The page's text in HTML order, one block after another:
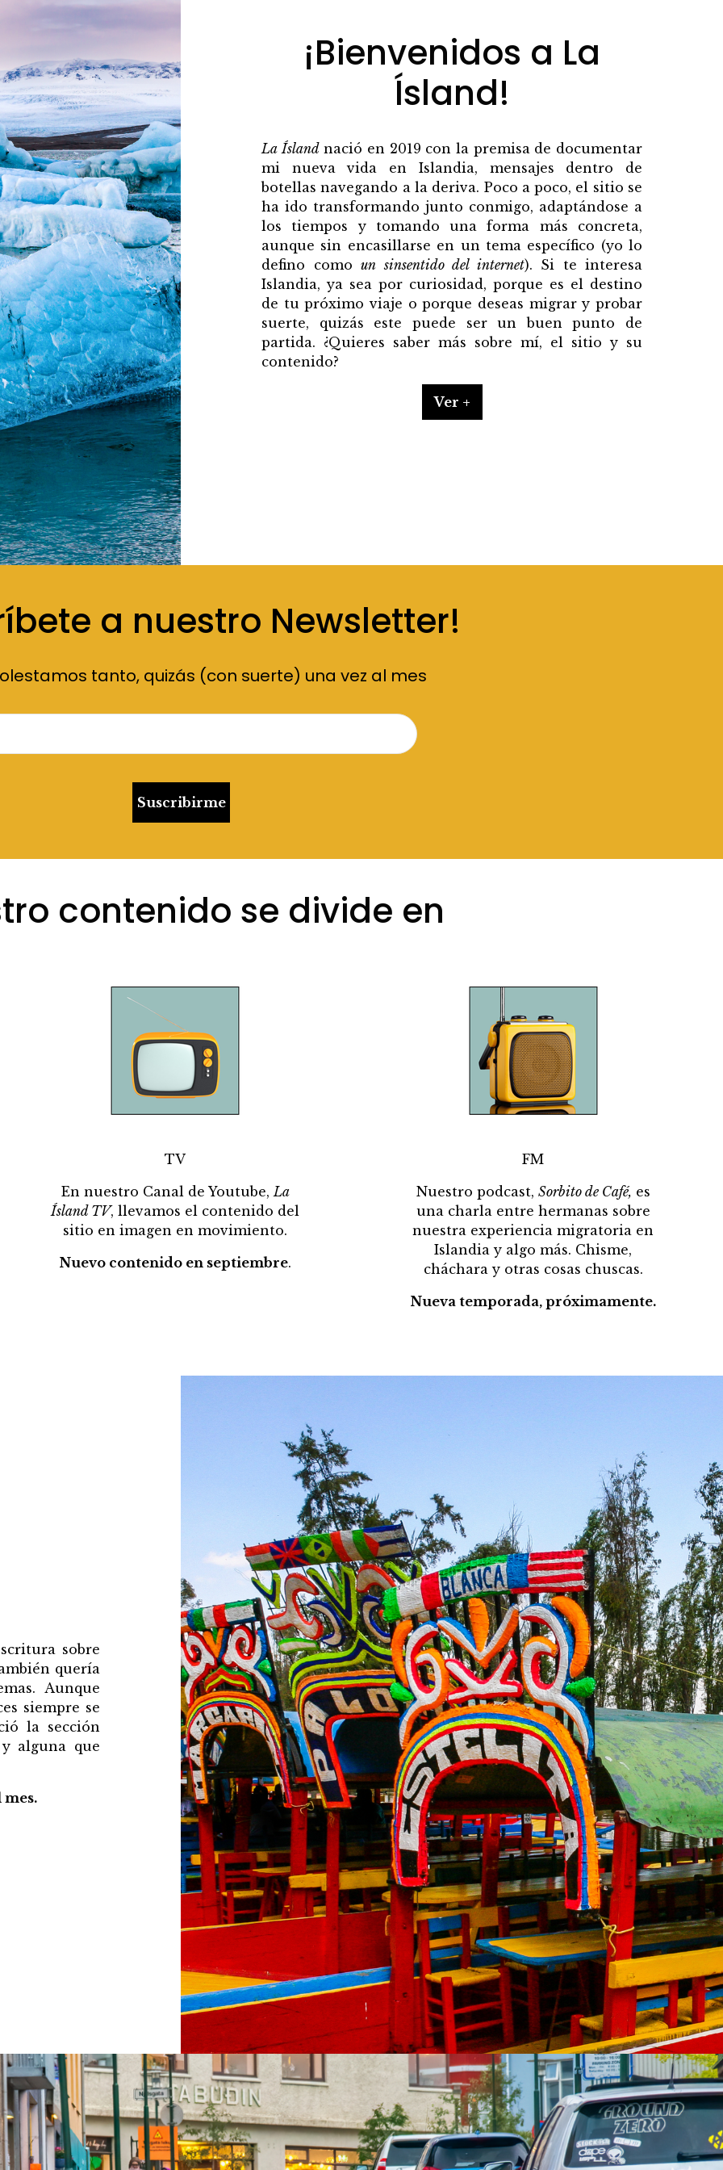
¡Bienvenidos a La
Ísland!
La Íslandnació en 2019 con la premisa de documentar
mi nueva vida en Islandia, mensajes dentro de
botellas navegando a la deriva. Poco a poco, el sitio se
ha ido transformando junto conmigo, adaptándose a
los tiempos y tomando una forma más concreta,
aunque sin encasillarse en un tema específico (yo lo
defino como un sinsentido del internet). Si te interesa
Islandia, ya sea por curiosidad, porque es el destino
de tu próximo viaje o porque deseas migrar y probar
suerte, quizás este puede ser un buen punto de
partida. ¿Quieres saber más sobre mí, el sitio y su
contenido?
Ver +
a nuestro Newsletter!
tanto, quizás (con suerte) una vez al mes
Suscribirme
contenido se divide en
TV
En nuestro Canal de Youtube,La
Ísland TV, llevamos el contenido del
sitio en imagen en movimiento.
Nuevo contenido en septiembre.
FM
Nuestro podcast, Sorbito de Café, es
una charla entre hermanas sobre
nuestra experiencia migratoria en
Islandia y algo más. Chisme,
cháchara y otras cosas chuscas.
Nueva temporada, próximamente.
sobre
quería
Aunque
siempre se
la sección
alguna que